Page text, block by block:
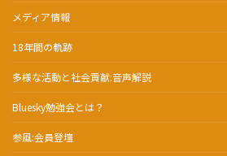
メディア情報
18年間の軌跡
多様な活動と社会貢献:音声解説
Bluesky勉強会とは？
参風:会員登壇